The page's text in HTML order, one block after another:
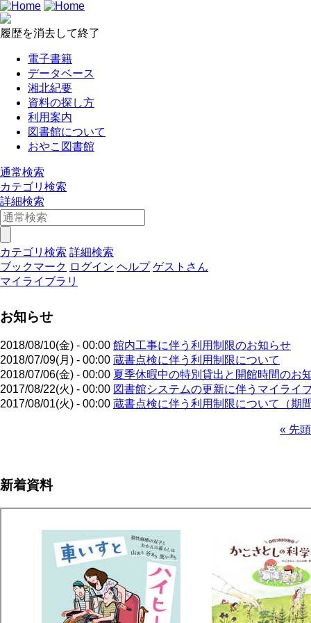
履歴を消去して終了
電子書籍
データベース
湘北紀要
資料の探し方
利用案内
図書館について
おやこ図書館
通常検索
カテゴリ検索
詳細検索
カテゴリ検索 詳細検索
ブックマーク ログイン ヘルプ ゲストさん
マイライブラリ
お知らせ
2018/08/10(金) - 00:00 館内工事に伴う利用制限のお知らせ
2018/07/09(月) - 00:00 蔵書点検に伴う利用制限について
2018/07/06(金) - 00:00 夏季休暇中の特別貸出と開館時間のお
2017/08/22(火) - 00:00 図書館システムの更新に伴うマイライ
2017/08/01(火) - 00:00 蔵書点検に伴う利用制限について（期
送
先
« 先頭
新着資料